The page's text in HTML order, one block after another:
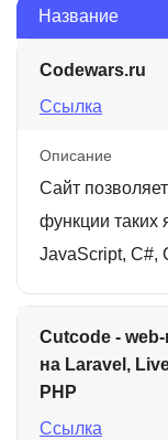
Название
Codewars.ru
Ссылка
Описание
Сайт позволяет
функции таких
JavaScript, C#,
Cutcode -
на Laravel,
PHP
Ссылка